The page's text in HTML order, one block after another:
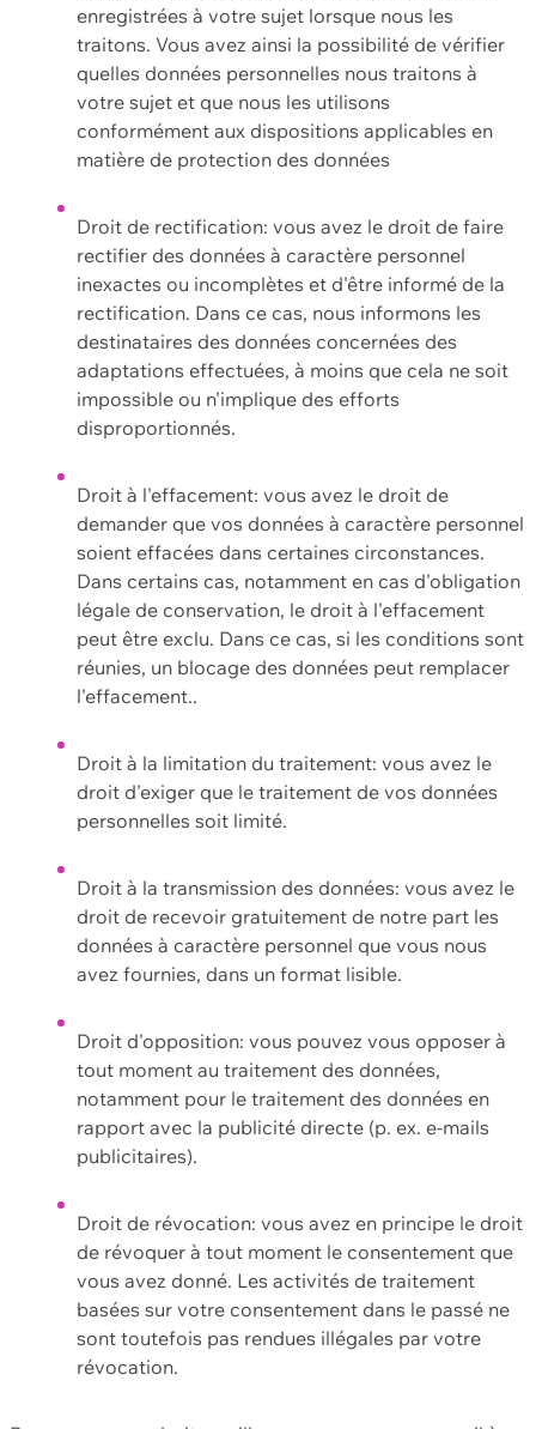
enregistrées à votre sujet lorsque nous les
traitons. Vous avez ainsi la possibilité de vérifier
quelles données personnelles nous traitons à
votre sujet et que nous les utilisons
conformément aux dispositions applicables en
matière de protection des données
Droit de rectification: vous avez le droit de faire
rectifier des données à caractère personnel
inexactes ou incomplètes et d'être informé de la
rectification. Dans ce cas, nous informons les
destinataires des données concernées des
adaptations effectuées, à moins que cela ne soit
impossible ou n'implique des efforts
disproportionnés.
Droit à l'effacement: vous avez le droit de
demander que vos données à caractère personnel
soient effacées dans certaines circonstances.
Dans certains cas, notamment en cas d'obligation
légale de conservation, le droit à l'effacement
peut être exclu. Dans ce cas, si les conditions sont
réunies, un blocage des données peut remplacer
l'effacement..
Droit à la limitation du traitement: vous avez le
droit d'exiger que le traitement de vos données
personnelles soit limité.
Droit à la transmission des données: vous avez le
droit de recevoir gratuitement de notre part les
données à caractère personnel que vous nous
avez fournies, dans un format lisible.
Droit d'opposition: vous pouvez vous opposer à
tout moment au traitement des données,
notamment pour le traitement des données en
rapport avec la publicité directe (p. ex. e-mails
publicitaires).
Droit de révocation: vous avez en principe le droit
de révoquer à tout moment le consentement que
vous avez donné. Les activités de traitement
basées sur votre consentement dans le passé ne
sont toutefois pas rendues illégales par votre
révocation.